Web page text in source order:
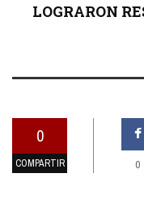
LOGRARON
0
COMPARTIR 0